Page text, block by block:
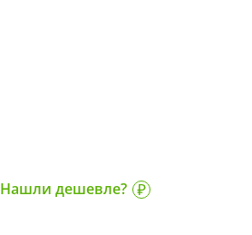
Нашли дешевле?